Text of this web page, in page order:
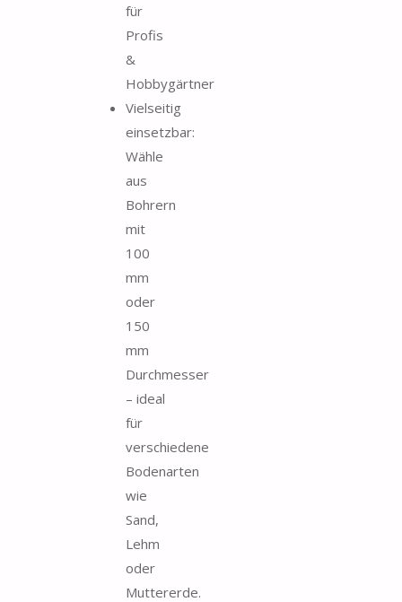
für
Profis
&
Hobbygärtner
Vielseitig
einsetzbar:
Wähle
aus
Bohrern
mit
100
mm
oder
150
mm
Durchmesser
– ideal
für
verschiedene
Bodenarten
wie
Sand,
Lehm
oder
Muttererde.